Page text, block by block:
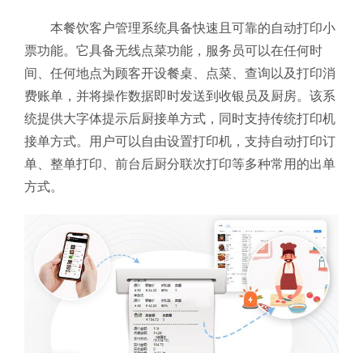
本餐饮客户管理系统具备快速且可靠的自动打印小
票功能。它具备无线点菜功能，服务员可以在任何时
间、任何地点为顾客开设餐桌、点菜、查询以及打印消
费账单，并将操作数据即时发送到收银员及厨房。该系
统提供大字体提示后厨接单方式，同时支持传统打印机
接单方式。用户可以自由设置打印机，支持自动打印订
单、整单打印、前台后厨分联次打印等多种常用的出单
方式。